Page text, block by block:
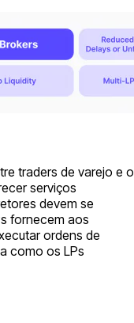
traders de varejo e o
serviços
devem se
fornecem aos
ordens de
como os LPs